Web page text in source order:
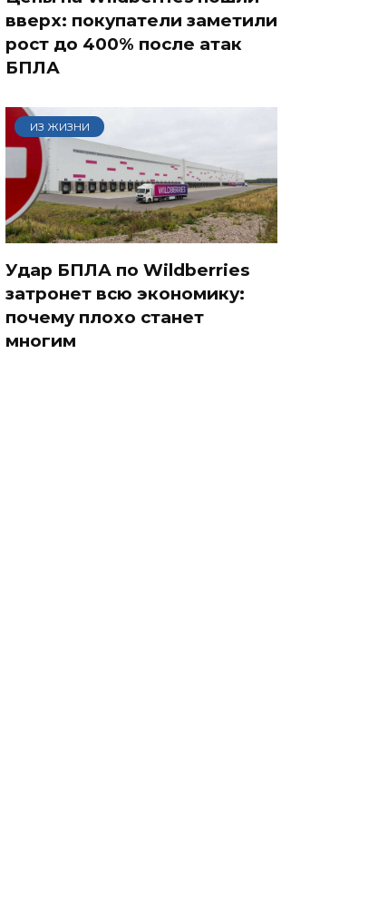
вверх: покупатели заметили
рост до 400% после атак
БПЛА
ИЗ ЖИЗНИ
Удар БПЛА по Wildberries
затронет всю экономику:
почему плохо станет
многим